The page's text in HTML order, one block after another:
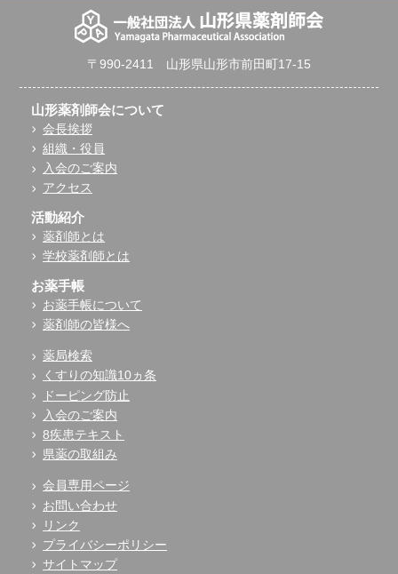
〒990-2411 山形県山形市前田町17-15
山形薬剤師会について
会長挨拶
組織・役員
入会のご案内
アクセス
活動紹介
薬剤師とは
学校薬剤師とは
お薬手帳
お薬手帳について
薬剤師の皆様へ
薬局検索
くすりの知識10ヵ条
ドーピング防止
入会のご案内
8疾患テキスト
県薬の取組み
会員専用ページ
お問い合わせ
リンク
プライバシーポリシー
サイトマップ